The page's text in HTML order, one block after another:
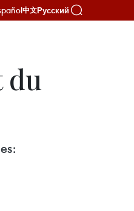
中文Русский
du